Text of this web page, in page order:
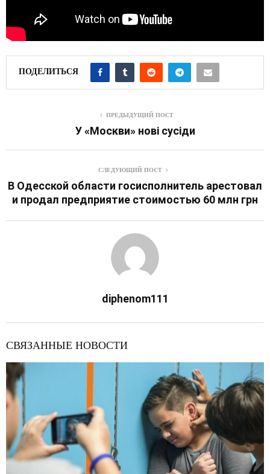
ПОДЕЛИТЬСЯ
ПРЕДЫДУЩИЙ ПОСТ
У «Москви» нові сусіди
СЛЕДУЮЩИЙ ПОСТ
В Одесской области госисполнитель арестовал
и продал предприятие стоимостью 60 млн грн
diphenom111
СВЯЗАННЫЕ НОВОСТИ